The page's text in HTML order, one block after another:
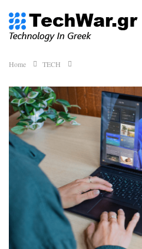
Home TECH